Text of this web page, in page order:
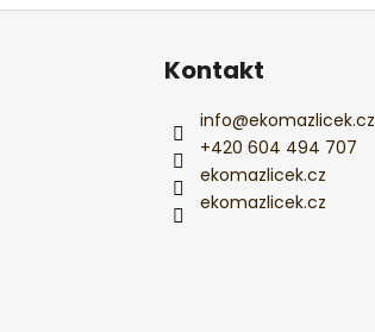
Kontakt
info@ekomazlicek.cz
+420 604 494 707
ekomazlicek.cz
ekomazlicek.cz